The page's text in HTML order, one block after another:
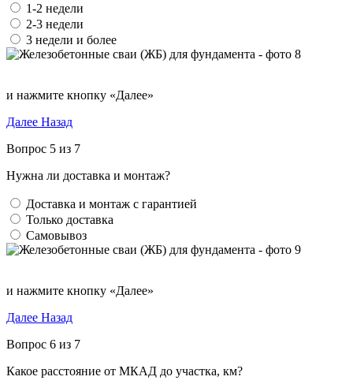
1-2 недели
2-3 недели
3 недели и более
и нажмите кнопку «Далее»
Далее Назад
Вопрос 5 из 7
Нужна ли доставка и монтаж?
Доставка и монтаж с гарантией
Только доставка
Самовывоз
и нажмите кнопку «Далее»
Далее Назад
Вопрос 6 из 7
Какое расстояние от МКАД до участка, км?